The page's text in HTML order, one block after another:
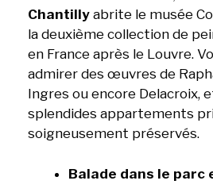
Chantilly abrite le musée
la deuxième collection de
en France après le Louvre.
admirer des œuvres de
Ingres ou encore Delacroix,
splendides appartements
soigneusement préservés.
Balade dans le parc